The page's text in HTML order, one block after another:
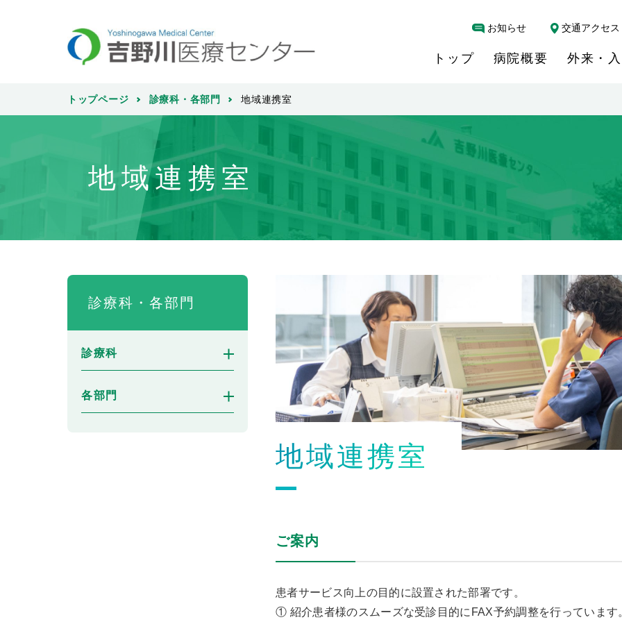
お知らせ 交通アクセス
トップ 病院概要 外来・
トップページ 診療科・各部門 地域連携室
地域連携室
地域連携室
ご案内
患者サービス向上の目的に設置された部署です。
① 紹介患者様のスムーズな受診目的にFAX予約調整を行っています
診療科・各部門
診療科
各部門